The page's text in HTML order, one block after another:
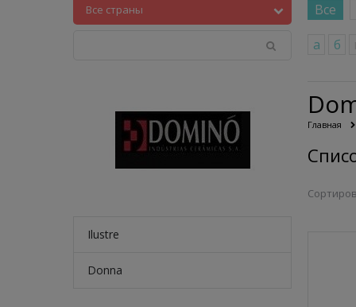
Все
а
б
Ilustre
Donna
Главная